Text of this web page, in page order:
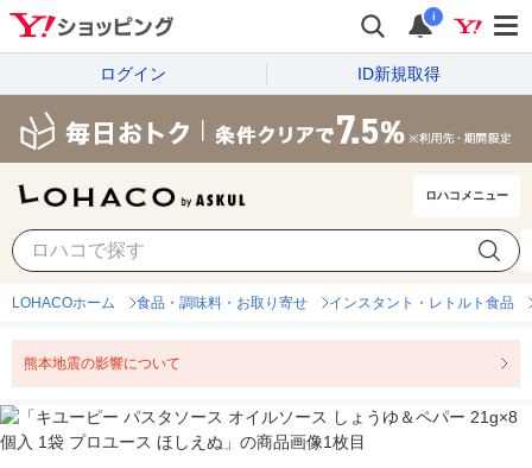
i
ログイン ID新規取得
ロハコメニュー
LOHACOホーム 食品・調味料・お取り寄せ インスタント・レトルト食品
熊本地震の影響について